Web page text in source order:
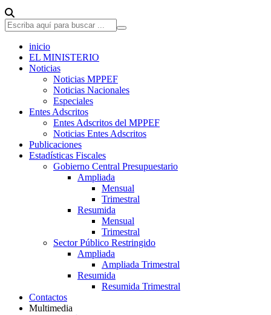
inicio
EL MINISTERIO
Noticias
Noticias MPPEF
Noticias Nacionales
Especiales
Entes Adscritos
Entes Adscritos del MPPEF
Noticias Entes Adscritos
Publicaciones
Estadísticas Fiscales
Gobierno Central Presupuestario
Ampliada
Mensual
Trimestral
Resumida
Mensual
Trimestral
Sector Público Restringido
Ampliada
Ampliada Trimestral
Resumida
Resumida Trimestral
Contactos
Multimedia